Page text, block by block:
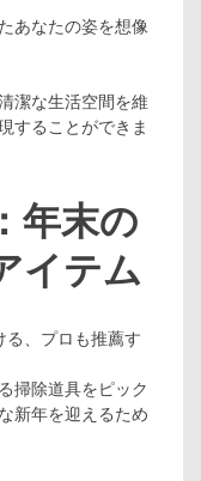
あなたの姿を想像
潔な生活空間を維
することができま
年末の
イテム
る、プロも推薦す
掃除道具をピック
新年を迎えるため